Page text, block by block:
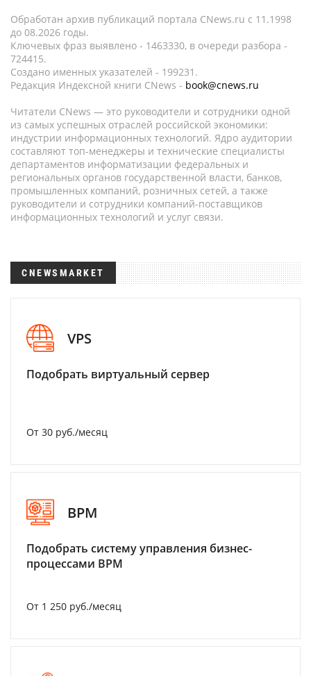
Обработан архив публикаций портала CNews.ru c 11.1998
до 08.2026 годы.
Ключевых фраз выявлено - 1463330, в очереди разбора -
724415.
Создано именных указателей - 199231.
Редакция Индексной книги CNews - book@cnews.ru
Читатели CNews — это руководители и сотрудники одной
из самых успешных отраслей российской экономики:
индустрии информационных технологий. Ядро аудитории
составляют топ-менеджеры и технические специалисты
департаментов информатизации федеральных и
региональных органов государственной власти, банков,
промышленных компаний, розничных сетей, а также
руководители и сотрудники компаний-поставщиков
информационных технологий и услуг связи.
CNEWSMARKET
VPS
Подобрать виртуальный сервер
От 30 руб./месяц
BPM
Подобрать систему управления бизнес-
процессами BPM
От 1 250 руб./месяц